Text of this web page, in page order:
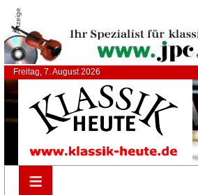
Anzeige
Freitag, 7. August 2026
≡
≡